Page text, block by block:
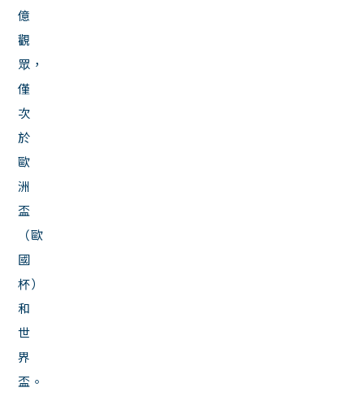
億
觀
眾，
僅
次
於
歐
洲
盃
（歐
國
杯）
和
世
界
盃。